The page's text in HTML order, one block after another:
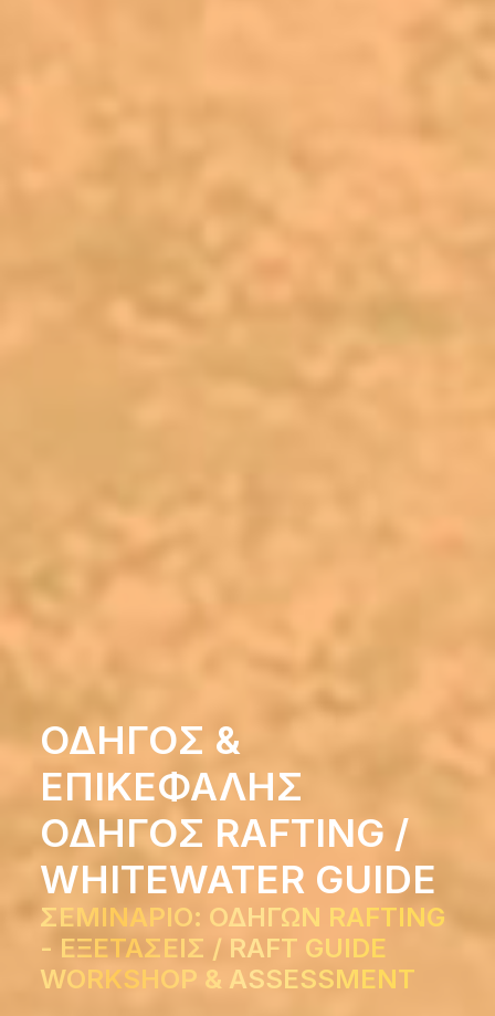
ΟΔΗΓΟΣ &
ΕΠΙΚΕΦΑΛΗΣ
ΟΔΗΓΟΣ RAFTING /
WHITEWATER GUIDE
ΣΕΜΙΝΑΡΙΟ: ΟΔΗΓΩΝ RAFTING
- ΕΞΕΤΑΣΕΙΣ / RAFT GUIDE
WORKSHOP & ASSESSMENT